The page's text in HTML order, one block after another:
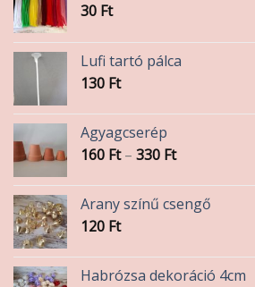
30 Ft
Lufi tartó pálca
130 Ft
Agyagcserép
160 Ft – 330 FtÁrtartomány:
-
330 Ft
Arany színű csengő
120 Ft
Habrózsa dekoráció 4cm